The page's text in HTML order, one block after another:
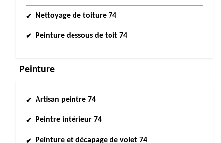
Nettoyage de toiture 74
Peinture dessous de toit 74
Peinture
Artisan peintre 74
Peintre intérieur 74
Peinture et décapage de volet 74